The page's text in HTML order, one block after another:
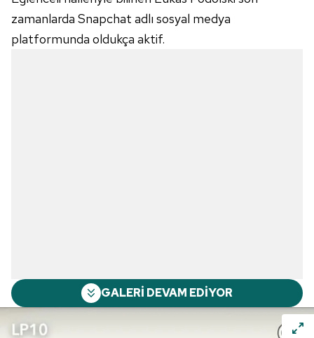
zamanlarda Snapchat adlı sosyal medya
platformunda oldukça aktif.
GALERİ DEVAM EDİYOR